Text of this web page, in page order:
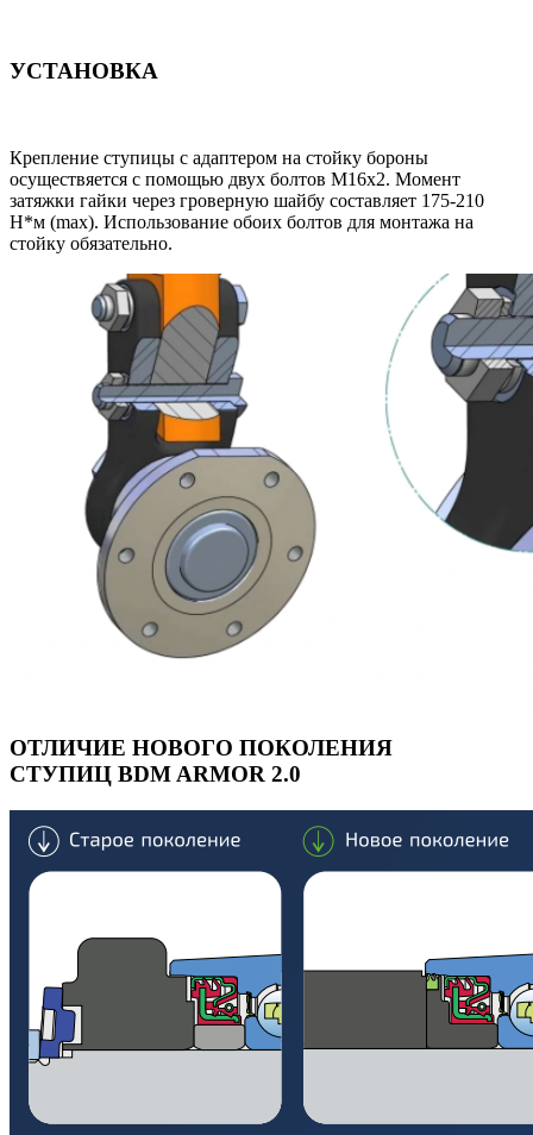
УСТАНОВКА
Крепление ступицы с адаптером на стойку бороны
осуществяется с помощью двух болтов M16x2. Момент
затяжки гайки через гроверную шайбу составляет 175-210
Н*м (max). Использование обоих болтов для монтажа на
стойку обязательно.
ОТЛИЧИЕ НОВОГО ПОКОЛЕНИЯ
СТУПИЦ BDM ARMOR 2.0